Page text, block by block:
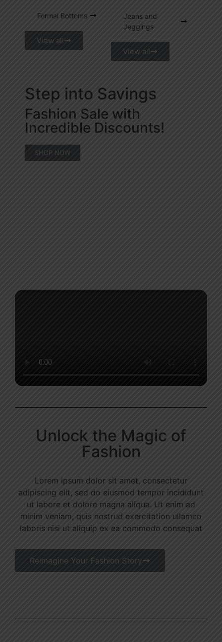
Formal Bottoms
View all
Jeans and
Jeggings
View all
Step into Savings
Fashion Sale with
Incredible Discounts!
SHOP NOW
Unlock the Magic of
Fashion
Lorem ipsum dolor sit amet, consectetur
adipiscing elit, sed do eiusmod tempor incididunt
ut labore et dolore magna aliqua. Ut enim ad
minim veniam, quis nostrud exercitation ullamco
laboris nisi ut aliquip ex ea commodo consequat
Reimagine Your Fashion Story